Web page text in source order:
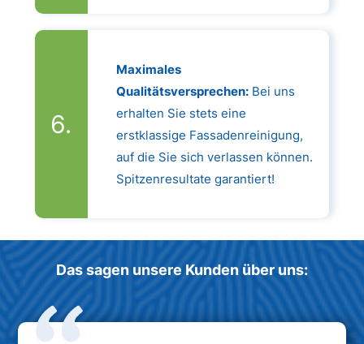
Maximales
Qualitätsversprechen:Bei uns
erhalten Sie stets eine
erstklassige Fassadenreinigung,
auf die Sie sich verlassen können.
Spitzenresultate garantiert!
Das sagen unsere Kunden über uns: